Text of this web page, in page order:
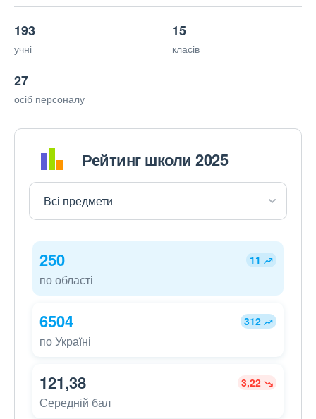
193
учні
15
класів
27
осіб персоналу
Рейтинг школи 2025
250 11
по області
6504 312
по Україні
121,38 3,22
Середній бал